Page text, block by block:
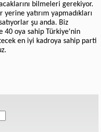
bilmeleri gerekiyor.
yatırım yapmadıkları
şu anda. Biz
40 oya sahip Türkiye'nin
en iyi kadroya sahip parti